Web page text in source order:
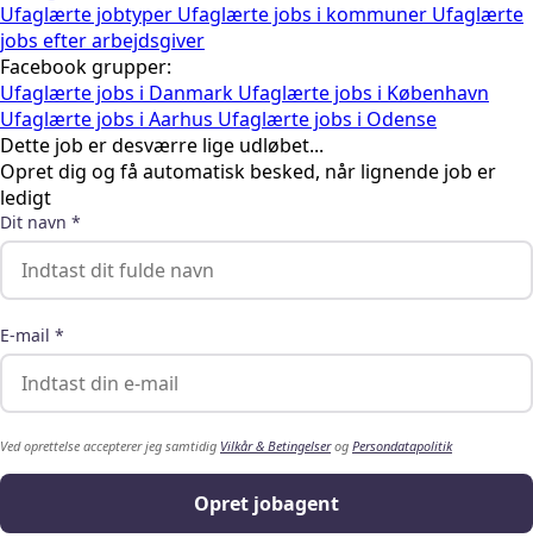
Ufaglærte jobtyper Ufaglærte jobs i kommuner Ufaglærte
jobs efter arbejdsgiver
Facebook grupper:
Ufaglærte jobs i Danmark Ufaglærte jobs i København
Ufaglærte jobs i Aarhus Ufaglærte jobs i Odense
Dette job er desværre lige udløbet...
Opret dig og få automatisk besked, når lignende job er
ledigt
Dit navn *
E-mail *
Ved oprettelse accepterer jeg samtidig Vilkår & Betingelserog Persondatapolitik
Opret jobagent